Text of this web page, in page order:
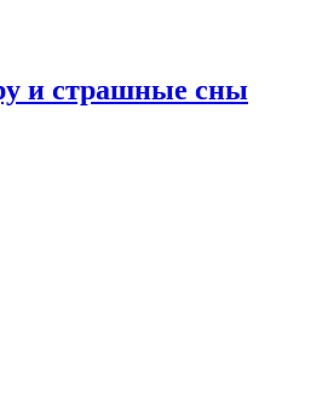
и страшные сны